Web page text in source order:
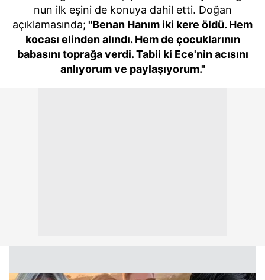
nun ilk eşini de konuya dahil etti. Doğan
açıklamasında; "Benan Hanım iki kere öldü. Hem
kocası elinden alındı. Hem de çocuklarının
babasını toprağa verdi. Tabii ki Ece'nin acısını
anlıyorum ve paylaşıyorum."